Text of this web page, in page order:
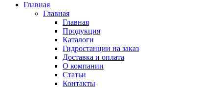
Главная
Главная
Главная
Продукция
Каталоги
Гидростанции на заказ
Доставка и оплата
О компании
Статьи
Контакты